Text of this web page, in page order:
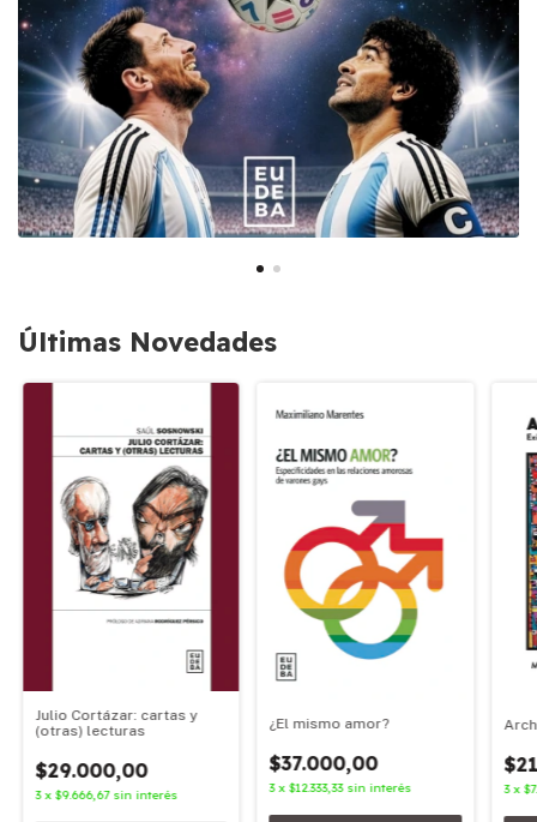
Últimas Novedades
Julio Cortázar: cartas y
(otras) lecturas
$29.000,00
3 x $9.666,67 sin interés
¿El mismo amor?
$37.000,00
3 x$12.333,33 sin interés 3 x